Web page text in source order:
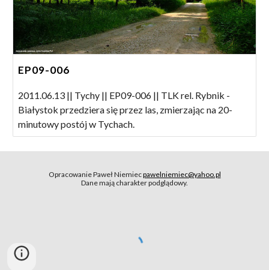
EP09-006
2011.06.13 || Tychy || EP09-006 || TLK rel. Rybnik -
Białystok przedziera się przez las, zmierzając na 20-
minutowy postój w Tychach.
Opracowanie Paweł Niemiecpawelniemiec@yahoo.pl
Dane mają charakter podglądowy.